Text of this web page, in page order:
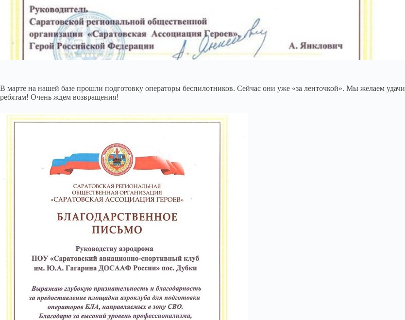
В марте на нашей базе прошли подготовку операторы беспилотников. Сейчас они уже «за ленточкой». Мы желаем удачи
ребятам! Очень ждем возвращения!